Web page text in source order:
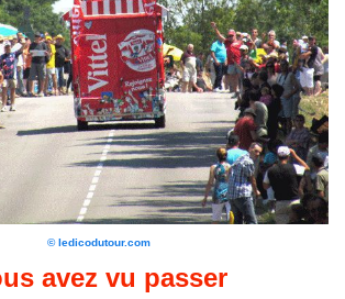
© ledicodutour.com
avez vu passer